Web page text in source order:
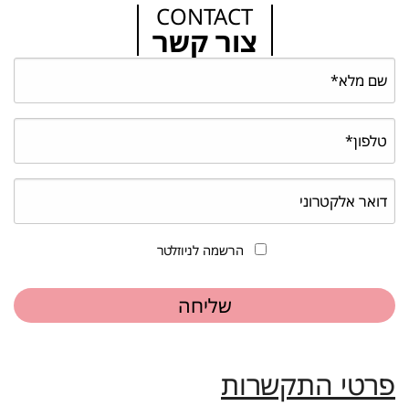
CONTACT
צור קשר
הרשמה לניוזלטר
פרטי התקשרות